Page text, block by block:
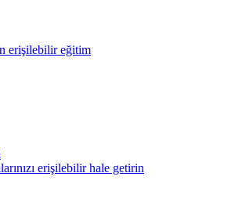
erişilebilir eğitim
erişilebilir hale getirin